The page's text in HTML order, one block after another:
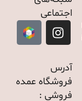
اجتماعی
آدرس
فروشگاه عمده
فروشی :